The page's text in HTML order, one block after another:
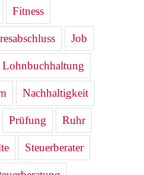
Fitness
Job
Lohnbuchhaltung
Nachhaltigkeit
Prüfung Ruhr
Steuerberater